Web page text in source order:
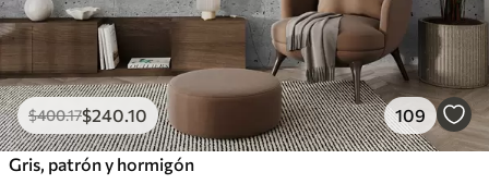
$400.17$240 .10 109
Gris, patrón y hormigón